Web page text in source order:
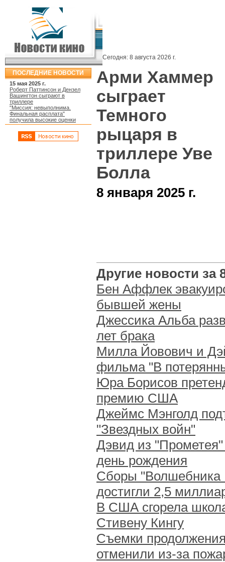
Сегодня: 8 августа 2026 г.
ПОСЛЕДНИЕ НОВОСТИ
15 мая 2025 г.
Роберт Паттинсон и Дензел
Вашингтон сыграют в
триллере
"Миссия: невыполнима.
Финальная расплата"
получила высокие оценки
Арми Хаммер
сыграет
Темного
рыцаря в
триллере Уве
Болла
8 января 2025 г.
Другие новости за
Бен Аффлек
бывшей жены
Джессика Альба
лет брака
Милла Йовович и
фильма "В
Юра Борисов
премию США
Джеймс Мэнголд
"Звездных войн"
Дэвид из
день рождения
Сборы "Волшебника
достигли 2,5
В США сгорела
Стивену Кингу
Съемки
отменили из-за